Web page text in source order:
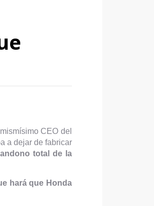
CEO del
a dejar de fabricar
total de la
hará que Honda